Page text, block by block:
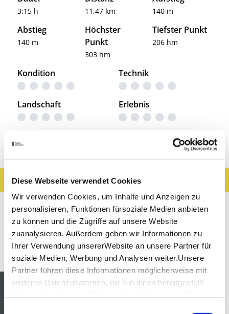
Diese Webseite verwendet Cookies
Wir verwenden Cookies, um Inhalte und Anzeigen zu
personalisieren, Funktionen fürsoziale Medien anbieten
zu können und die Zugriffe auf unsere Website
zuanalysieren. Außerdem geben wir Informationen zu
Ihrer Verwendung unsererWebsite an unsere Partner für
soziale Medien, Werbung und Analysen weiter.Unsere
Partner führen diese Informationen möglicherweise mit
weiteren Datenzusammen, die Sie ihnen bereitgestellt
3:15 h 11,47 km 140 m
Abstieg
140 m
Höchster
Punkt
303 hm
Tiefster Punkt
206 hm
Kondition Technik
Landschaft Erlebnis
Entdeckungen entlang der Tour
Ergebnisse filtern
Sehenswertes
Gastronomie Wein
Museen & Ausstellungen Freizeit
Touren
Entfernung anzeigen